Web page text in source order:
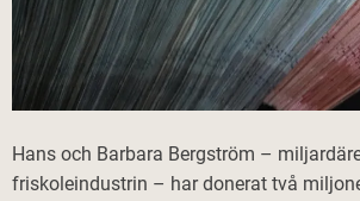
Hans och Barbara Bergström –
friskoleindustrin – har donerat två